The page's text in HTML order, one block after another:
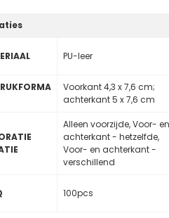
PU-leer
Voorkant 4,3 x 7,6 cm;
achterkant 5 x 7,6 cm
Alleen voorzijde, Voor- en
achterkant - hetzelfde,
Voor- en achterkant -
verschillend
100pcs